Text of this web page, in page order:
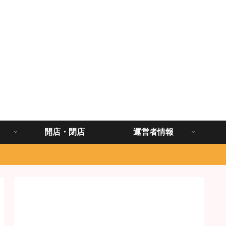
開店・閉店 運営者情報